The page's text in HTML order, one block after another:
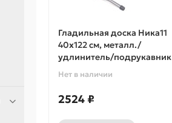
Гладильная доска Ника11
40х122 см, металл./
удлинитель/подрукавник
Нет в наличии
2524 ₽